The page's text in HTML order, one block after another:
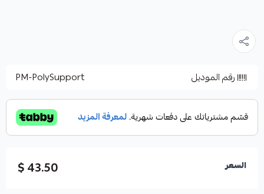
رقم الموديل PM-PolySupport
السعر 43.50 $